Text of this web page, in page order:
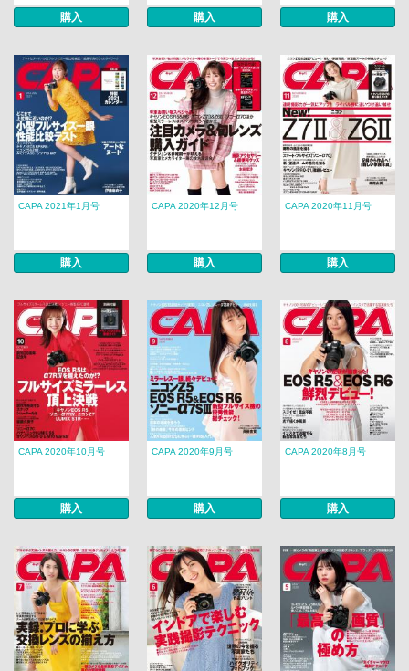
購入 購入 購入
CAPA 2021年1月号
購入
CAPA 2020年12月号
購入
CAPA 2020年11月号
購入
CAPA 2020年10月号
購入
CAPA 2020年9月号
購入
CAPA 2020年8月号
購入